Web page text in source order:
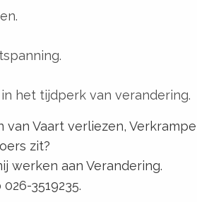
het tijdperk van verandering.
Vaart verliezen,
zit?
werken aan Verandering.
3519235.